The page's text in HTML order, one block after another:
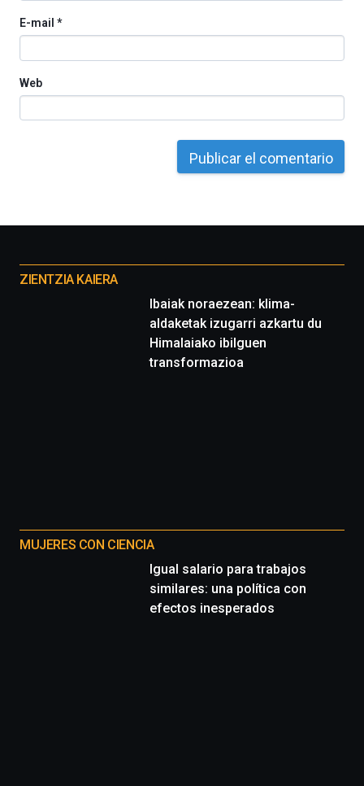
E-mail *
Web
proyectos
ZIENTZIA KAIERA
Ibaiak noraezean: klima-
aldaketak izugarri azkartu du
Himalaiako ibilguen
transformazioa
MUJERES CON CIENCIA
Igual salario para trabajos
similares: una política con
efectos inesperados